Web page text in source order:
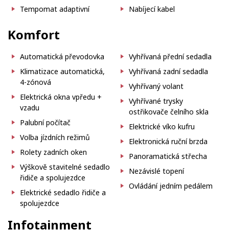
Tempomat adaptivní
Nabíjecí kabel
Komfort
Automatická převodovka
Klimatizace automatická,
4-zónová
Elektrická okna vpředu +
vzadu
Palubní počítač
Volba jízdních režimů
Rolety zadních oken
Výškově stavitelné sedadlo
řidiče a spolujezdce
Elektrické sedadlo řidiče a
spolujezdce
Vyhřívaná přední sedadla
Vyhřívaná zadní sedadla
Vyhřívaný volant
Vyhřívané trysky
ostřikovače čelního skla
Elektrické víko kufru
Elektronická ruční brzda
Panoramatická střecha
Nezávislé topení
Ovládání jedním pedálem
Infotainment